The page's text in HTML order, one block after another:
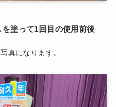
塗って1回目の使用前後
真になります。